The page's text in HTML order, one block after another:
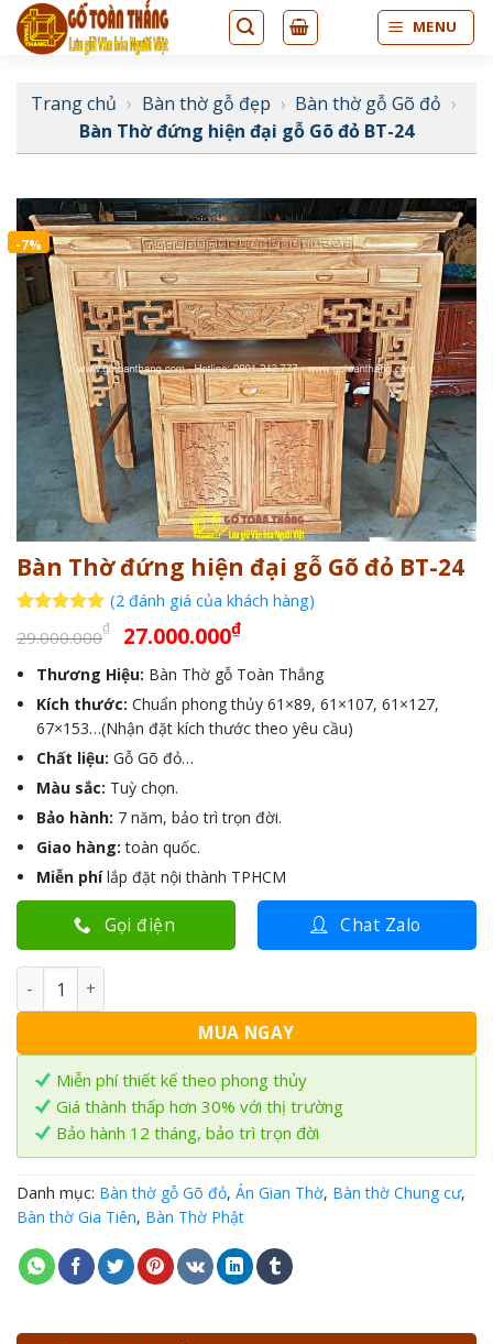
Bỏ
qua
dung
MENU
Trang chủ › Bàn thờ gỗ đẹp › Bàn thờ gỗ Gõ đỏ ›
Bàn Thờ đứng hiện đại gỗ Gõ đỏ BT-24
-7%
Bàn Thờ đứng hiện đại gỗ Gõ đỏ BT-24
dựa trên
(2 đánh giá của khách hàng)
29.000.000₫ Giá
gốc
là:
29.000.000₫.
27.000.000₫Giá
hiện
tại
là:
27.000.000₫.
Thương Hiệu: Bàn Thờ gỗ Toàn Thắng
Kích thước: Chuẩn phong thủy 61×89, 61×107, 61×127,
67×153…(Nhận đặt kích thước theo yêu cầu)
Chất liệu: Gỗ Gõ đỏ…
Màu sắc: Tuỳ chọn.
Bảo hành: 7 năm, bảo trì trọn đời.
Giao hàng: toàn quốc.
Miễn phílắp đặt nội thành TPHCM
Gọi điện Chat Zalo
Bàn Thờ đứng hiện đại gỗ Gõ đỏ BT-24 số lượng
MUA NGAY
Miễn phí thiết kế theo phong thủy
Giá thành thấp hơn 30% với thị trường
Bảo hành 12 tháng, bảo trì trọn đời
Danh mục: Bàn thờ gỗ Gõ đỏ, Án Gian Thờ, Bàn thờ Chung cư,
Bàn thờ Gia Tiên, Bàn Thờ Phật